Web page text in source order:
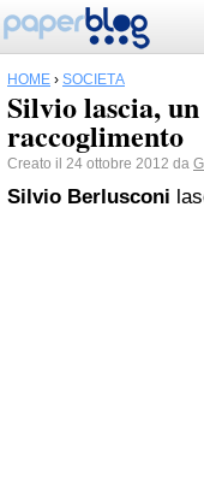
HOME › SOCIETÀ
Silvio lascia,
raccoglimento
Creato il 24 ottobre 2012 da
Silvio Berlusconi